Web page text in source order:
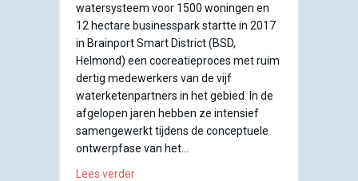
watersysteem voor 1500 woningen en
12 hectare businesspark startte in 2017
in Brainport Smart District (BSD,
Helmond) een cocreatieproces met ruim
dertig medewerkers van de vijf
waterketenpartners in het gebied. In de
afgelopen jaren hebben ze intensief
samengewerkt tijdens de conceptuele
ontwerpfase van het…
Lees verderabout Menukaart van mogelijke